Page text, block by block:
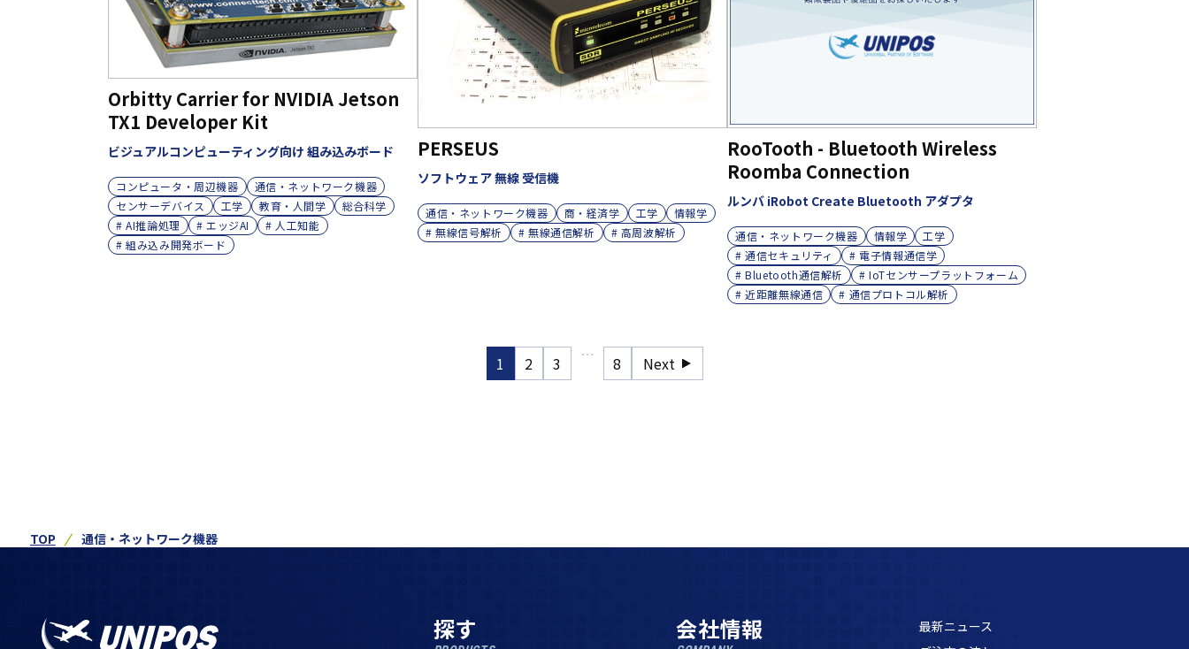
Orbitty Carrier for NVIDIA Jetson
TX1 Developer Kit
ビジュアルコンピューティング向け 組み込みボード
コンピュータ・周辺機器
通信・ネットワーク機器
センサーデバイス
工学 教育・人間学
総合科学
# AI推論処理
# エッジAI
# 人工知能
# 組み込み開発ボード
PERSEUS
ソフトウェア 無線 受信機
通信・ネットワーク機器 商・経済学 工学
情報学
# 無線信号解析
# 無線通信解析 # 高周波解析
RooTooth - Bluetooth Wireless
Roomba Connection
ルンバ iRobot Create Bluetooth アダプタ
通信・ネットワーク機器 情報学
工学
# 通信セキュリティ
# 電子情報通信学
# Bluetooth通信解析
# IoTセンサープラットフォーム
# 近距離無線通信
# 通信プロトコル解析
1 2 3 … 8 Next
TOP 通信・ネットワーク機器
探す 会社情報
最新ニュース